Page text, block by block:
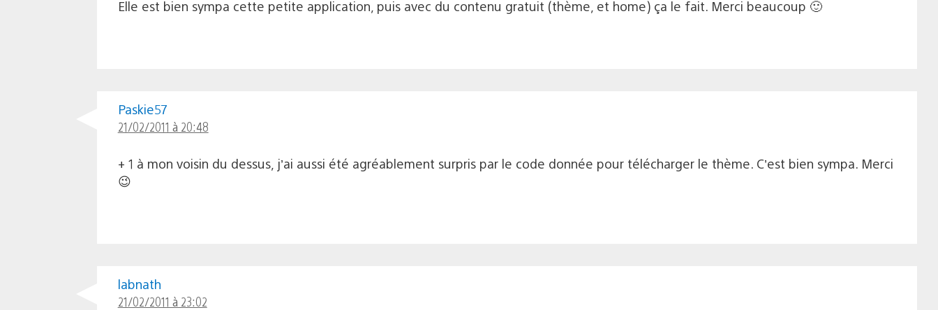
Elle est bien sympa cette petite application, puis avec du contenu gratuit (thème, et home) ça le fait. Merci beaucoup 🙂
Paskie57
21/02/2011 à 20:48
+ 1 à mon voisin du dessus, j’ai aussi été agréablement surpris par le code donnée pour télécharger le thème. C’est bien sympa. Merci
😉
labnath
21/02/2011 à 23:02